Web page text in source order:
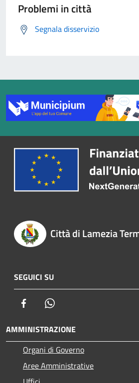
Problemi in città
Segnala disservizio
Città di Lamezia
SEGUICI SU
Facebook
AMMINISTRAZIONE
Organi di Governo
Aree Amministrative